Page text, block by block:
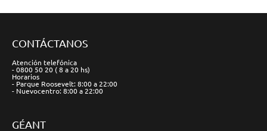
CONTÁCTANOS
Atención telefónica
- 0800 50 20 ( 8 a 20 hs)
Horarios
- Parque Roosevelt: 8:00 a 22:00
- Nuevocentro: 8:00 a 22:00
GÉANT